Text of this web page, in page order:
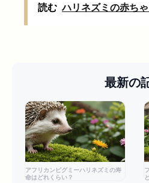
読む ハリネズミの赤ち
最新の
アフリカンピグミーハリネズミの寿
命はどれくらい？